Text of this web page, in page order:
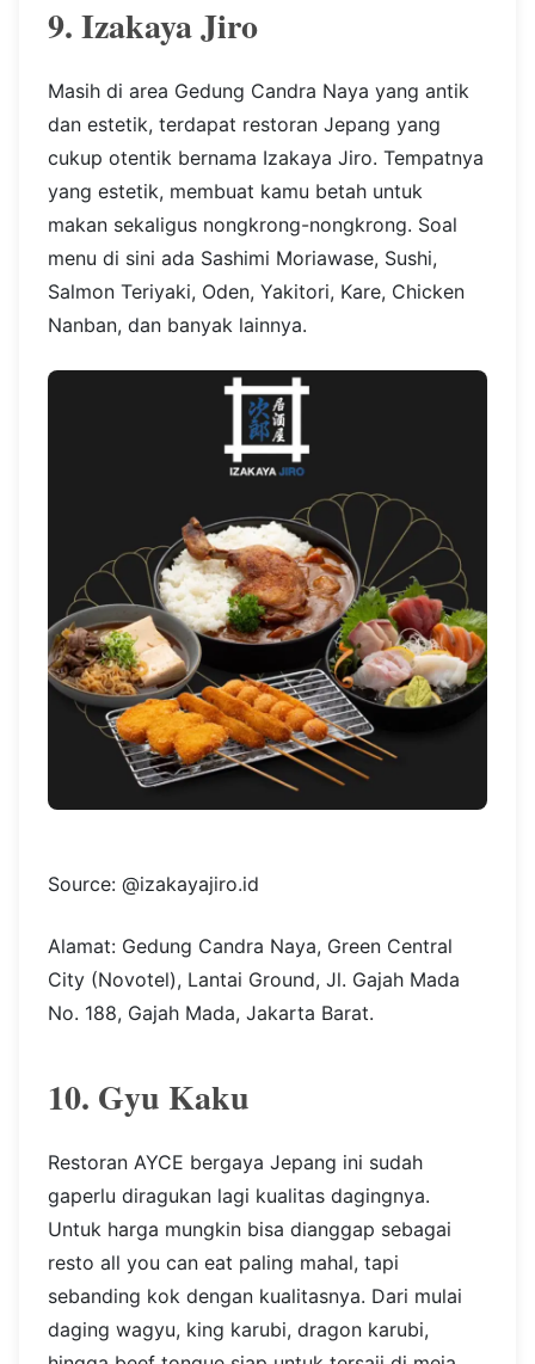
9. Izakaya Jiro
Masih di area Gedung Candra Naya yang antik
dan estetik, terdapat restoran Jepang yang
cukup otentik bernama Izakaya Jiro. Tempatnya
yang estetik, membuat kamu betah untuk
makan sekaligus nongkrong-nongkrong. Soal
menu di sini ada Sashimi Moriawase, Sushi,
Salmon Teriyaki, Oden, Yakitori, Kare, Chicken
Nanban, dan banyak lainnya.
Source: @izakayajiro.id
Alamat: Gedung Candra Naya, Green Central
City (Novotel), Lantai Ground, Jl. Gajah Mada
No. 188, Gajah Mada, Jakarta Barat.
10. Gyu Kaku
Restoran AYCE bergaya Jepang ini sudah
gaperlu diragukan lagi kualitas dagingnya.
Untuk harga mungkin bisa dianggap sebagai
resto all you can eat paling mahal, tapi
sebanding kok dengan kualitasnya. Dari mulai
daging wagyu, king karubi, dragon karubi,